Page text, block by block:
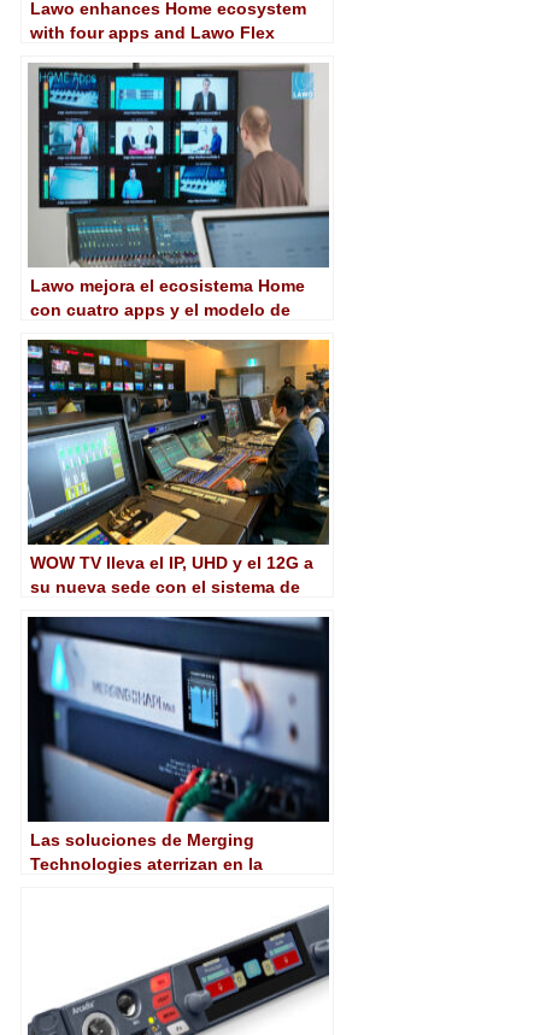
Lawo enhances Home ecosystem
with four apps and Lawo Flex
Lawo mejora el ecosistema Home
con cuatro apps y el modelo de
WOW TV lleva el IP, UHD y el 12G a
su nueva sede con el sistema de
Las soluciones de Merging
Technologies aterrizan en la